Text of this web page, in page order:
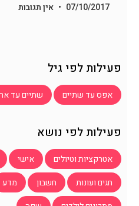
07/10/2017 אין תגובות
פעילות לפי גיל
אפס עד שתיים שתיים עד
פעילות לפי נושא
אטרקציות וטיולים אישי
חגים ועונות
חשבון מדע